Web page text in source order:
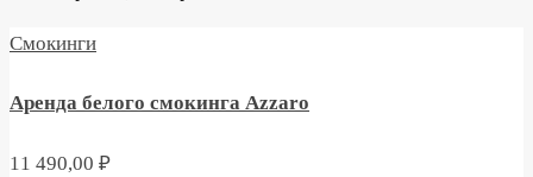
Смокинги
Аренда белого смокинга Azzaro
11 490,00 ₽